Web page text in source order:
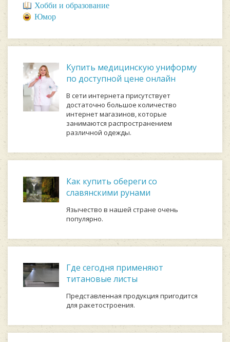
Хобби и образование
Юмор
Купить медицинскую униформу
по доступной цене онлайн
В сети интернета присутствует
достаточно большое количество
интернет магазинов, которые
занимаются распространением
различной одежды.
Как купить обереги со
славянскими рунами
Язычество в нашей стране очень
популярно.
Где сегодня применяют
титановые листы
Представленная продукция пригодится
для ракетостроения.